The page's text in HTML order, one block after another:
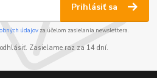
Prihlásiť sa
údajov za účelom zasielania newslettera.
odhlásiť. Zasielame raz za 14 dní.